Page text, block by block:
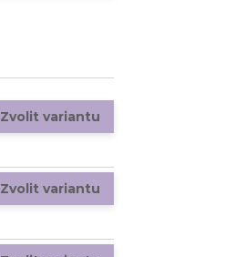
Zvolit variantu
Zvolit variantu